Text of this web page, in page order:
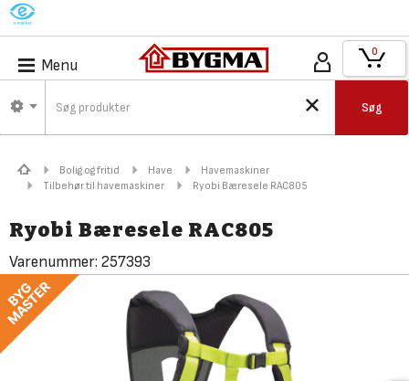
M
Menu
Søg
0
Bolig og fritid Have
Havemaskiner
Tilbehør til havemaskiner
Ryobi Bæresele RAC805
Ryobi Bæresele RAC805
Varenummer: 257393